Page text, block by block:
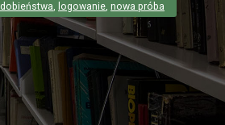
, logowanie, nowa próba